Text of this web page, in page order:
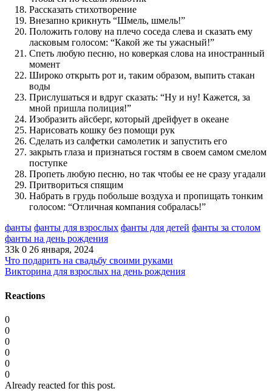
Рассказать стихотворение
Внезапно крикнуть “Шмель, шмель!”
Положить голову на плечо соседа слева и сказать ему
ласковым голосом: “Какой же ты ужасный!”
Спеть любую песню, но коверкая слова на иностранный
момент
Широко открыть рот и, таким образом, выпить стакан
воды
Прислушаться и вдруг сказать: “Ну и ну! Кажется, за
мной пришла полиция!”
Изобразить айсберг, который дрейфует в океане
Нарисовать кошку без помощи рук
Сделать из салфетки самолетик и запустить его
закрыть глаза и признаться гостям в своем самом смелом
поступке
Пропеть любую песню, но так чтобы ее не сразу угадали
Притвориться спящим
Набрать в грудь побольше воздуха и пропищать тонким
голосом: “Отличная компания собралась!”
фанты фанты для взрослых фанты для детей фанты за столом
фанты на день рождения
33k 0 26 января, 2024
Что подарить на свадьбу своими руками
Викторина для взрослых на день рождения
Reactions
0
0
0
0
0
0
Already reacted for this post.